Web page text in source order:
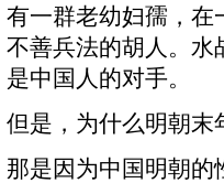
有一群老幼妇孺，在
不善兵法的胡人。水
是中国人的对手。
但是，为什么明朝末
那是因为中国明朝